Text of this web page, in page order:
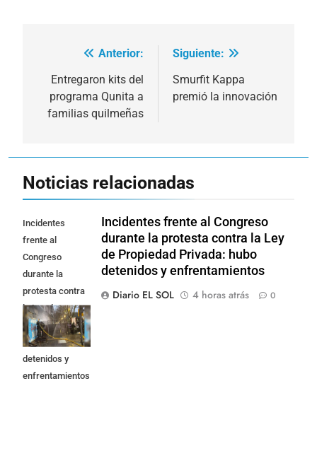
Navegación
de
entradas
Anterior:
Entregaron kits del
programa Qunita a
familias quilmeñas
Siguiente:
Smurfit Kappa
premió la innovación
Noticias relacionadas
Incidentes
frente al
Congreso
durante la
protesta contra
la Ley de
Propiedad
Privada: hubo
detenidos y
enfrentamientos
Incidentes frente al Congreso
durante la protesta contra la Ley
de Propiedad Privada: hubo
detenidos y enfrentamientos
Diario EL SOL
4 horas atrás 0